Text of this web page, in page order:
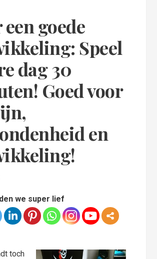
goede
Speel
dag 30
Goed voor
en
we super lief
toch